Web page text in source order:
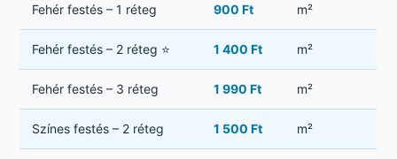
Fehér festés – 1 réteg 900 Ft m²
Fehér festés – 2 réteg ⭐ 1 400 Ft m²
Fehér festés – 3 réteg 1 990 Ft m²
Színes festés – 2 réteg 1 500 Ft m²